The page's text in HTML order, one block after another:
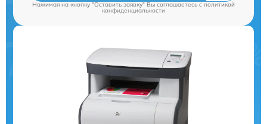
Нажимая на кнопку "Оставить заявку" Вы соглашаетесь cполитикой
конфиденциальности